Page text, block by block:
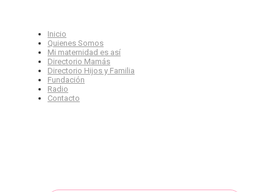
Inicio
Quienes Somos
Mi maternidad es así
Directorio Mamás
Directorio Hijos y Familia
Fundación
Radio
Contacto